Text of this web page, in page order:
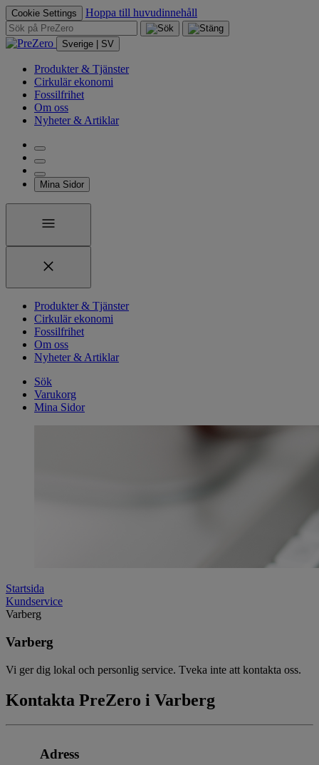
Cookie Settings Hoppa till huvudinnehåll
Sverige | SV
Produkter & Tjänster
Cirkulär ekonomi
Fossilfrihet
Om oss
Nyheter & Artiklar
Mina Sidor
Produkter & Tjänster
Cirkulär ekonomi
Fossilfrihet
Om oss
Nyheter & Artiklar
Sök
Varukorg
Mina Sidor
Startsida
Kundservice
Varberg
Varberg
Vi ger dig lokal och personlig service. Tveka inte att kontakta oss.
Kontakta PreZero i Varberg
Adress